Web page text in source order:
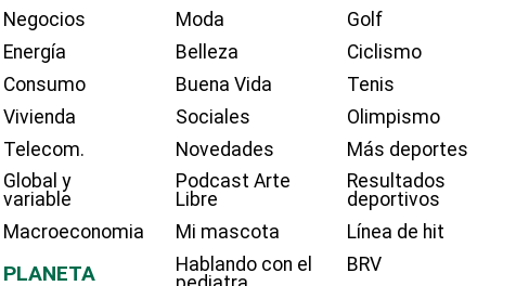
Negocios
Energía
Consumo
Vivienda
Telecom.
Global y
variable
Macroeconomia
PLANETA
Moda
Belleza
Buena Vida
Sociales
Novedades
Podcast Arte
Libre
Mi mascota
Hablando con el
Golf
Ciclismo
Tenis
Olimpismo
Más deportes
Resultados
deportivos
Línea de hit
BRV